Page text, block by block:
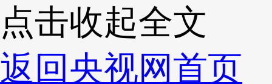
点击收起全文
返回央视网首页